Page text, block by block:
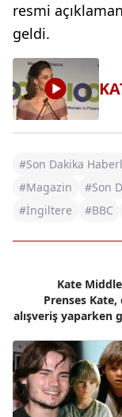
resmi
geldi.
#Son Dakika
#Magazin
#Son
#İngiltere
#BBC
Kate
Prenses
alışveriş yaparken